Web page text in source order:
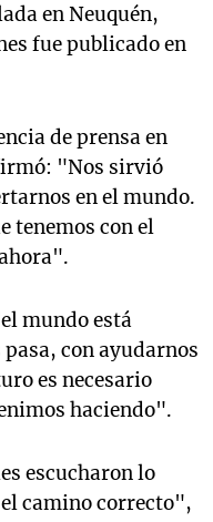
en Neuquén,
fue publicado en
de prensa en
"Nos sirvió
en el mundo.
tenemos con el
mundo está
con ayudarnos
es necesario
haciendo".
escucharon lo
camino correcto",